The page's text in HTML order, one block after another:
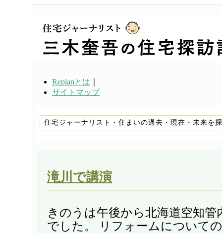
Replanとは
サイトマップ
住宅ジャーナリスト・住まいの過去・現在・未来を
滝川で講演
きのうは午後から北海道空知管
でした。 リフォームについて